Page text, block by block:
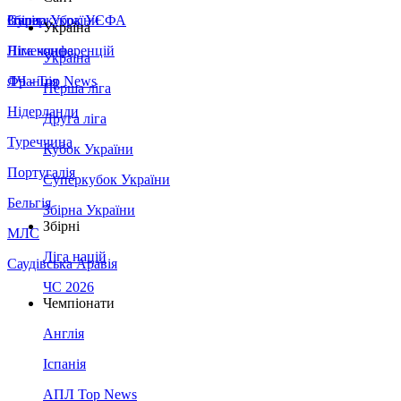
Збірна України
Італія
Німеччина
Франція
Нідерланди
Туреччина
Португалія
Бельгія
МЛС
Саудівська Аравія
Суперкубок УЄФА
Ліга конференцій
ЛЧ - Top News
Україна
Україна
Перша ліга
Друга ліга
Кубок України
Суперкубок України
Збірна України
Збірні
Ліга націй
ЧС 2026
Чемпіонати
Англія
Іспанія
АПЛ Top News